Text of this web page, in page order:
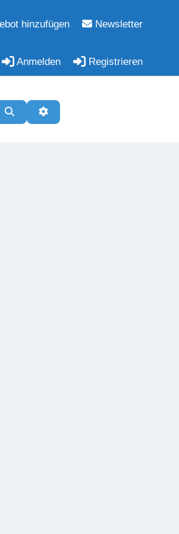
hinzufügen Newsletter
Anmelden Registrieren
SuchenErweiterte Filter